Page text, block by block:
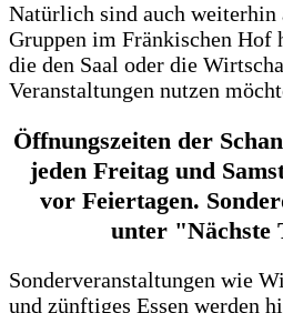
Natürlich sind auch weiterhin
Gruppen im Fränkischen
die den Saal oder die
Veranstaltungen nutzen
Öffnungszeiten der
jeden Freitag und
vor Feiertagen.
unter "Nächste
Sonderveranstaltungen wie
und zünftiges Essen werden